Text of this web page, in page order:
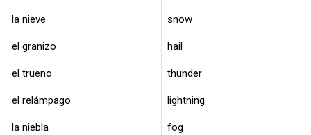
la nieve snow
el granizo hail
el trueno thunder
el relámpago lightning
la niebla fog